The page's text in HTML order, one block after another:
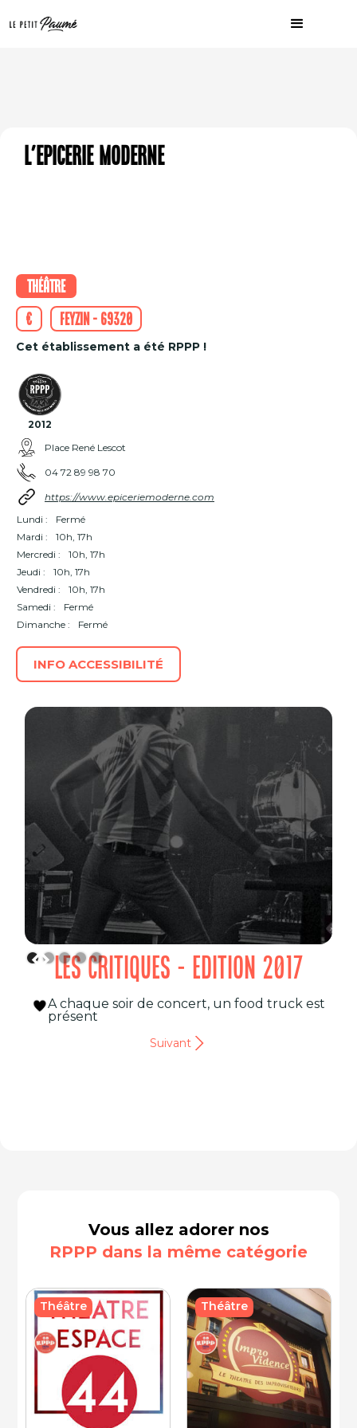
L'Epicerie Moderne
Théâtre
€
Feyzin - 69320
Cet établissement a été RPPP !
2012
Place René Lescot
04 72 89 98 70
https://www.epiceriemoderne.com
Lundi :
Fermé
Mardi :
10h, 17h
Mercredi :
10h, 17h
Jeudi :
10h, 17h
Vendredi :
10h, 17h
Samedi :
Fermé
Dimanche :
Fermé
INFO ACCESSIBILITÉ
LES CRITIQUES - EDITION 2017
A chaque soir de concert, un food truck est
présent
Suivant
Vous allez adorer nos
RPPP dans la même catégorie
Théâtre Théâtre